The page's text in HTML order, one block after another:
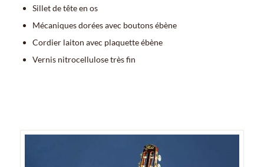
Sillet de tête en os
Mécaniques dorées avec boutons ébène
Cordier laiton avec plaquette ébène
Vernis nitrocellulose très fin